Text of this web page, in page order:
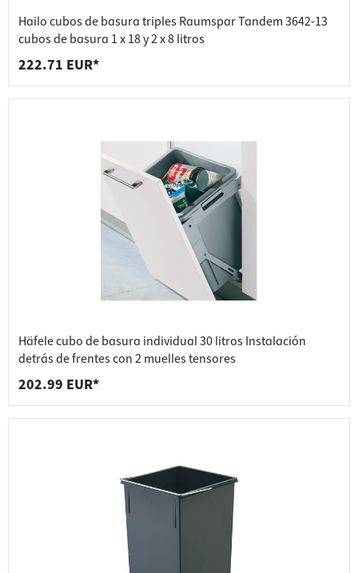
Hailo cubos de basura triples Raumspar Tandem 3642-13
cubos de basura 1 x 18 y 2 x 8 litros
222.71 EUR*
Häfele cubo de basura individual 30 litros Instalación
detrás de frentes con 2 muelles tensores
202.99 EUR*